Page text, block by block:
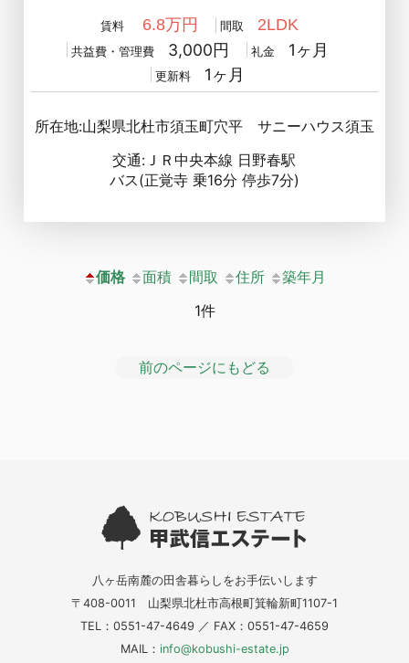
賃料 6.8万円 間取 2LDK
共益費・管理費 3,000円 礼金 1ヶ月
更新料 1ヶ月
所在地:山梨県北杜市須玉町穴平 サニーハウス須玉
交通:ＪＲ中央本線 日野春駅
バス(正覚寺 乗16分 停歩7分)
価格 面積 間取 住所
築年月
1件
前のページにもどる
八ヶ岳南麓の田舎暮らしをお手伝いします
〒408-0011 山梨県北杜市高根町箕輪新町1107-1
TEL：0551-47-4649 ／ FAX：0551-47-4659
MAIL： info@kobushi-estate.jp